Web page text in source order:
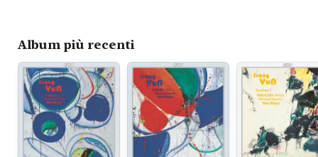
Album più recenti